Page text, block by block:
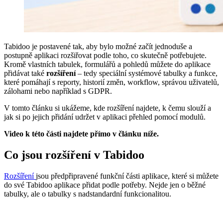
Tabidoo je postavené tak, aby bylo možné začít jednoduše a
postupně aplikaci rozšiřovat podle toho, co skutečně potřebujete.
Kromě vlastních tabulek, formulářů a pohledů můžete do aplikace
přidávat také rozšíření– tedy speciální systémové tabulky a funkce,
které pomáhají s reporty, historií změn, workflow, správou uživatelů,
zálohami nebo například s GDPR.
V tomto článku si ukážeme, kde rozšíření najdete, k čemu slouží a
jak si po jejich přidání udržet v aplikaci přehled pomocí modulů.
Video k této části najdete přímo v článku níže.
Co jsou rozšíření v Tabidoo
Rozšířeníjsou předpřipravené funkční části aplikace, které si můžete
do své Tabidoo aplikace přidat podle potřeby. Nejde jen o běžné
tabulky, ale o tabulky s nadstandardní funkcionalitou.